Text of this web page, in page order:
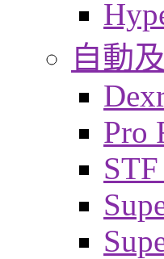
自動
Pro